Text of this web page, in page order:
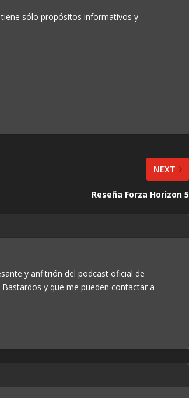
sólo propósitos informativos y
NEXT
Reseña Forza Horizon 5
y anfitrión del podcast oficial de
y que me pueden contactar a